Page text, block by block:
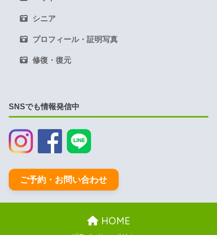
シニア
プロフィール・証明写真
修復・復元
SNSでも情報発信中
ご予約・お問い合わせ
HOME